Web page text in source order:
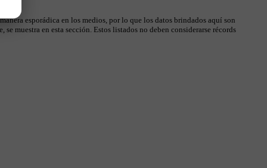
esporádica en los medios, por lo que los datos brindados aquí son
muestra en esta sección. Estos listados no deben considerarse récords